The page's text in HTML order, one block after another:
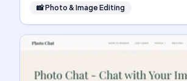
📸Photo & Image Editing